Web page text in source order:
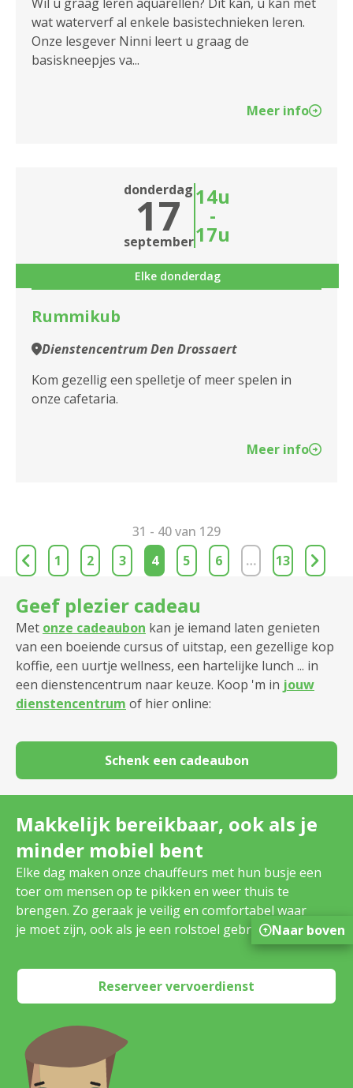
wat waterverf al enkele basistechnieken leren.
Onze lesgever Ninni leert u graag de
basiskneepjes va...
Meer info
donderdag
17
september
14u
-
17u
Elke donderdag
Rummikub
Dienstencentrum Den Drossaert
Kom gezellig een spelletje of meer spelen in
onze cafetaria.
Meer info
31 - 40 van 129
1
2 3 4 5 6 … 13
Geef plezier cadeau
Met onze cadeaubon kan je iemand laten genieten
van een boeiende cursus of uitstap, een gezellige kop
koffie, een uurtje wellness, een hartelijke lunch ... in
een dienstencentrum naar keuze. Koop 'm in jouw
dienstencentrum of hier online:
Schenk een cadeaubon
Makkelijk bereikbaar, ook als je
minder mobiel bent
Elke dag maken onze chauffeurs met hun busje een
toer om mensen op te pikken en weer thuis te
brengen. Zo geraak je veilig en comfortabel waar
je moet zijn, ook als je een rolstoel gebruikt.
Reserveer vervoerdienst
Naar boven